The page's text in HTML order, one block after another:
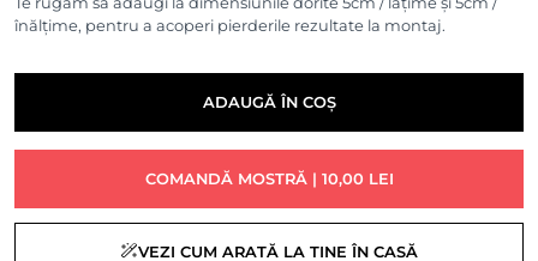
înălțime, pentru a acoperi pierderile rezultate la montaj.
ADAUGĂ ÎN COȘ
COMANDĂ MOSTRĂ | 10,00 LEI
VEZI CUM ARATĂ LA TINE ÎN CASĂ